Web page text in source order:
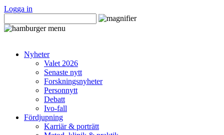
Logga in
Nyheter
Valet 2026
Senaste nytt
Forskningsnyheter
Personnytt
Debatt
Ivo-fall
Fördjupning
Karriär & porträtt